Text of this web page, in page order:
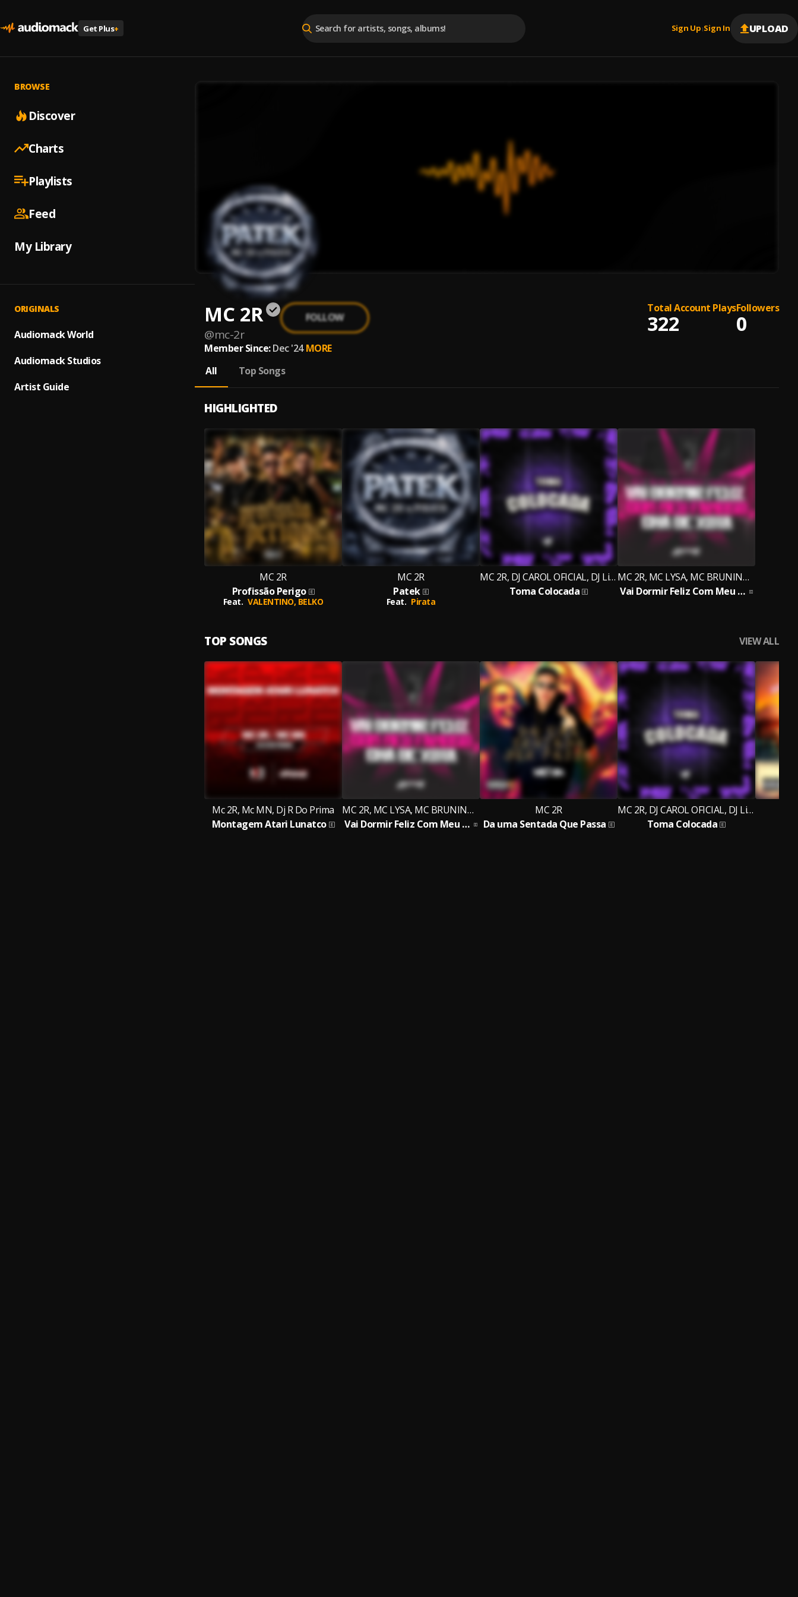
Get Plus+ Sign Up |Sign In UPLOAD
BROWSE
Discover
Charts
Playlists
Feed
My Library
ORIGINALS
Audiomack World
Audiomack Studios
Artist Guide
MC 2R
@mc-2r
FOLLOW
Total Account Plays
322
Followers
0
Member Since: Dec '24 MORE
All
Top Songs
HIGHLIGHTED
MC 2R
Profissão Perigo
Feat. VALENTINO, BELKO
MC 2R
Patek
Feat. Pirata
MC 2R, DJ CAROL OFICIAL, DJ Lil Beat
Toma Colocada
MC 2R, MC LYSA, MC BRUNINHA PS
Vai Dormir Feliz Com Meu Famoso Chá de Xota
TOP SONGS VIEW ALL
Mc 2R, Mc MN, Dj R Do Prima
Montagem Atari Lunatco
MC 2R, MC LYSA, MC BRUNINHA PS
Vai Dormir Feliz Com Meu Famoso Chá de Xota
MC 2R
Da uma Sentada Que Passa
MC 2R, DJ CAROL OFICIAL, DJ Lil Beat
Toma Colocada